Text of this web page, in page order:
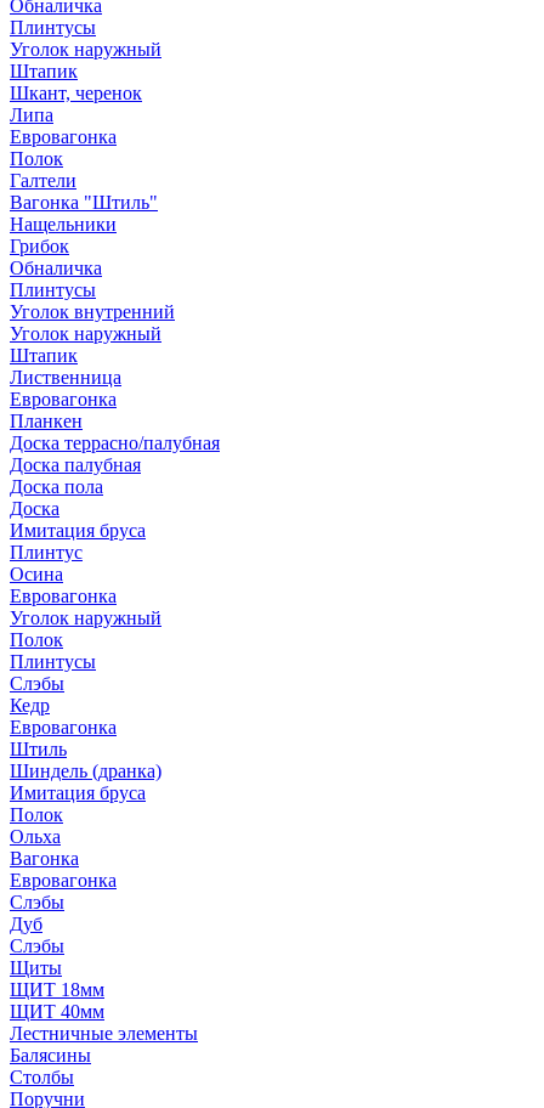
Обналичка
Плинтусы
Уголок наружный
Штапик
Шкант, черенок
Липа
Евровагонка
Полок
Галтели
Вагонка "Штиль"
Нащельники
Грибок
Обналичка
Плинтусы
Уголок внутренний
Уголок наружный
Штапик
Лиственница
Евровагонка
Планкен
Доска террасно/палубная
Доска палубная
Доска пола
Доска
Имитация бруса
Плинтус
Осина
Евровагонка
Уголок наружный
Полок
Плинтусы
Слэбы
Кедр
Евровагонка
Штиль
Шиндель (дранка)
Имитация бруса
Полок
Ольха
Вагонка
Евровагонка
Слэбы
Дуб
Слэбы
Щиты
ЩИТ 18мм
ЩИТ 40мм
Лестничные элементы
Балясины
Столбы
Поручни